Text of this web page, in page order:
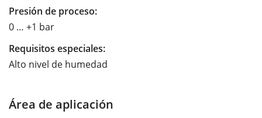
Presión de proceso:
0 … +1 bar
Requisitos especiales:
Alto nivel de humedad
Área de aplicación